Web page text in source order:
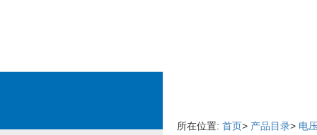
所在位置: 首页> 产品目录> 电